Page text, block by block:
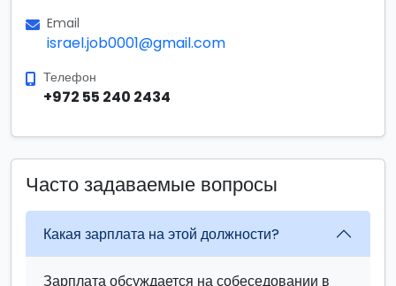
Email
israel.job0001@gmail.com
Телефон
+972 55 240 2434
Часто задаваемые вопросы
Какая зарплата на этой должности?
Зарплата обсуждается на собеседовании в